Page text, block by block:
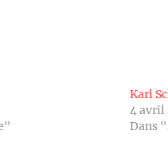
Karl
4 avril
Dans